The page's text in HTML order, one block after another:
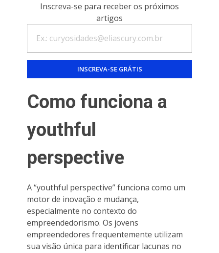
Inscreva-se para receber os próximos
artigos
Como funciona a
youthful
perspective
A “youthful perspective” funciona como um
motor de inovação e mudança,
especialmente no contexto do
empreendedorismo. Os jovens
empreendedores frequentemente utilizam
sua visão única para identificar lacunas no